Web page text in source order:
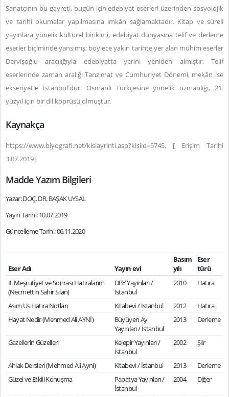
Sanatçının bu gayreti, bugün için edebiyat eserleri üzerinden sosyolojik
ve tarihî okumalar yapılmasına imkân sağlamaktadır. Kitap ve süreli
yayınlara yönelik kültürel birikimi, edebiyat dünyasına telif ve derleme
eserler biçiminde yansımış; böylece yakın tarihte yer alan mühim eserler
Dervişoğlu aracılığıyla edebiyatta yerini yeniden almıştır. Telif
eserlerinde zaman aralığı Tanzimat ve Cumhuriyet Dönemi, mekân ise
ekseriyetle İstanbul'dur. Osmanlı Türkçesine yönelik uzmanlığı, 21.
yüzyıl için bir dil köprüsü olmuştur.
Kaynakça
https://www.biyografi.net/kisiayrinti.asp?kisiid=5745, [ Erişim Tarihi
3.07.2019]
Madde Yazım Bilgileri
Yazar: DOÇ. DR. BAŞAK UYSAL
Yayın Tarihi: 10.07.2019
Güncelleme Tarihi: 06.11.2020
Eser Adı Yayın evi
Basım
yılı
Eser
türü
II. Meşrutiyet ve Sonrası Hatıralarım
(Necmettin Sahir Sılan)
DBY Yayınları /
İstanbul
2010 Hatıra
Asım Us Hatıra Notları Kitabevi / İstanbul 2012
Hatıra
Hayat Nedir (Mehmed Ali AYNİ)
Büyüyen Ay
Yayınları / İstanbul
2013 Derleme
Gazellerin Güzelleri
Kelepir Yayınları /
İstanbul
2002 Şiir
Ahlak Dersleri (Mehmed Ali Ayni) Kitabevi / İstanbul 2013
Derleme
Güzel ve Etkili Konuşma
Papatya Yayınları /
İstanbul
2004 Diğer